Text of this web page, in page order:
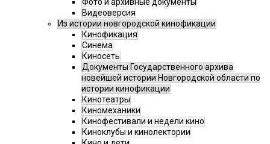
Фото и архивные документы
Видеоверсия
Из истории новгородской кинофикации
Кинофикация
Синема
Киносеть
Документы Государственного архива
новейшей истории Новгородской области по
истории кинофикации
Кинотеатры
Киномеханики
Кинофестивали и недели кино
Киноклубы и кинолектории